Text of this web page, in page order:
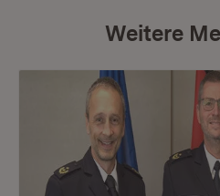
Weitere